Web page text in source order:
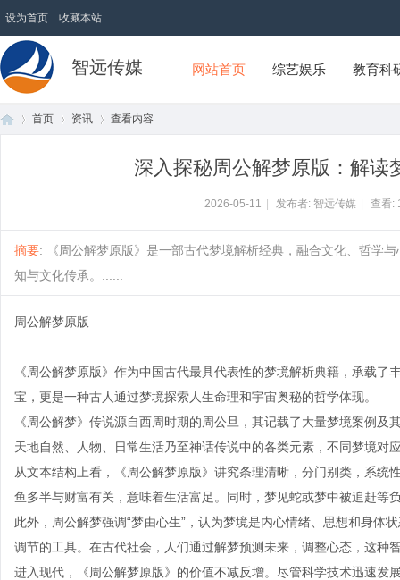
设为首页 收藏本站
智远传媒 网站首页 综艺娱乐 教育科
首页 资讯 查看内容
深入探秘周公解梦原版：解读
2026-05-11 发布者: 智远传媒 查看:
摘要: 《周公解梦原版》是一部古代梦境解析经典，融合文化、哲学
知与文化传承。......
周公解梦原版
《周公解梦原版》作为中国古代最具代表性的梦境解析典籍，承载
宝，更是一种古人通过梦境探索人生命理和宇宙奥秘的哲学体现。
《周公解梦》传说源自西周时期的周公旦，其记载了大量梦境案例
天地自然、人物、日常生活乃至神话传说中的各类元素，不同梦境对
从文本结构上看，《周公解梦原版》讲究条理清晰，分门别类，系
鱼多半与财富有关，意味着生活富足。同时，梦见蛇或梦中被追赶等
此外，周公解梦强调“梦由心生”，认为梦境是内心情绪、思想和身体
调节的工具。在古代社会，人们通过解梦预测未来，调整心态，这种
进入现代，《周公解梦原版》的价值不减反增。尽管科学技术迅速发